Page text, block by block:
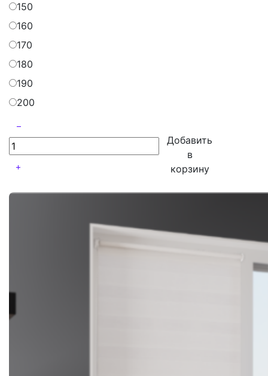
150
160
170
180
190
200
Добавить
в
корзину